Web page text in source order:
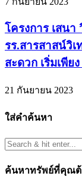
โครงการ เสน
รร.สารสาสน์วิ
สะดวก เริ่มเพีย
21 กันยายน 2023
ใส่คำค้นหา
ค้นหาทรัพย์ที่คุณต้